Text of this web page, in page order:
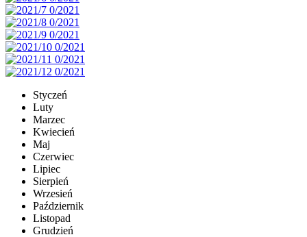
Styczeń
Luty
Marzec
Kwiecień
Maj
Czerwiec
Lipiec
Sierpień
Wrzesień
Październik
Listopad
Grudzień